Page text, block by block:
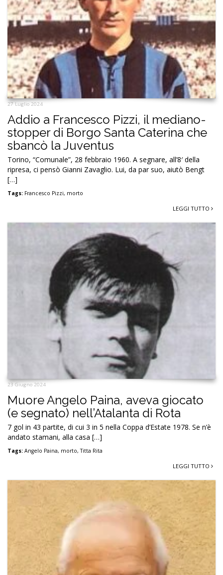
27 Luglio 2024
Addio a Francesco Pizzi, il mediano-
stopper di Borgo Santa Caterina che
sbancò la Juventus
Torino, “Comunale”, 28 febbraio 1960. A segnare, all’8′ della
ripresa, ci pensò Gianni Zavaglio. Lui, da par suo, aiutò Bengt
[…]
Tags: Francesco Pizzi, morto
LEGGI TUTTO
23 Giugno 2024
Muore Angelo Paina, aveva giocato
(e segnato) nell’Atalanta di Rota
7 gol in 43 partite, di cui 3 in 5 nella Coppa d’Estate 1978. Se n’è
andato stamani, alla casa […]
Tags: Angelo Paina, morto,Titta Rita
LEGGI TUTTO